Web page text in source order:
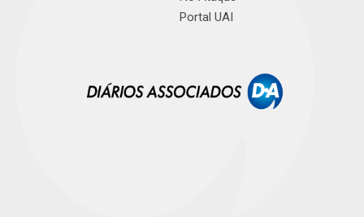
Portal UAI